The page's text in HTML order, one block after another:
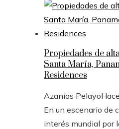
Propiedades de
Santa María,
Residences
Azanías Pelayo
En un escenario de
interés mundial por